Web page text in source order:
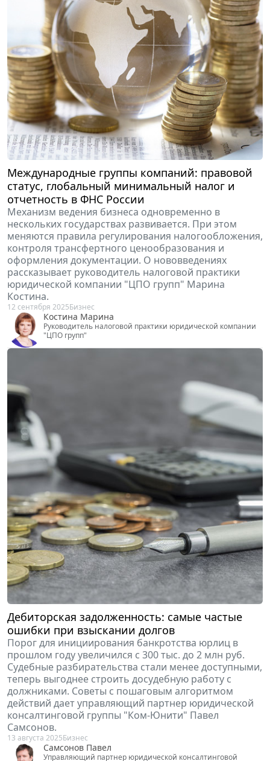
Международные группы компаний: правовой
статус, глобальный минимальный налог и
отчетность в ФНС России
Механизм ведения бизнеса одновременно в
нескольких государствах развивается. При этом
меняются правила регулирования налогообложения,
контроля трансфертного ценообразования и
оформления документации. О нововведениях
рассказывает руководитель налоговой практики
юридической компании "ЦПО групп" Марина
Костина.
12 сентября 2025
Костина Марина
Руководитель налоговой практики юридической компании
"ЦПО групп"
Дебиторская задолженность: самые частые
ошибки при взыскании долгов
Порог для инициирования банкротства юрлиц в
прошлом году увеличился с 300 тыс. до 2 млн руб.
Судебные разбирательства стали менее доступными,
теперь выгоднее строить досудебную работу с
должниками. Советы с пошаговым алгоритмом
действий дает управляющий партнер юридической
консалтинговой группы "Ком-Юнити" Павел
Самсонов.
13 августа 2025
Самсонов Павел
Управляющий партнер юридической консалтинговой
группы "Ком-Юнити"